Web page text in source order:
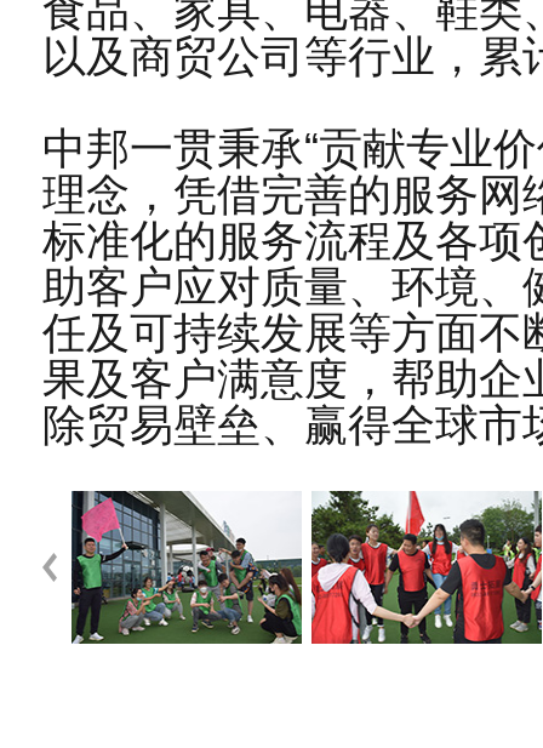
12 恭贺XX洛阳铜业有限公司2026年1月顺利通
07
2026-01
恭贺上海XX标签有限公司2026年1月顺利通
10
2025-11
恭贺江苏XX农化股份有限公司2025年11月
07
2025-11
恭贺天津XX科技有限公司2025年11月顺利
24
2025-10
恭贺连云港XX实业有限公司2025年10月顺
10 恭贺山西XX新材料科技有限公司2025年10
食品、家具、电器、鞋
以及商贸公司等行业，累
中邦一贯秉承“贡献专业
理念，凭借完善的服务网
标准化的服务流程及各项
助客户应对质量、环境、
任及可持续发展等方面不
果及客户满意度，帮助
除贸易壁垒、赢得全球市